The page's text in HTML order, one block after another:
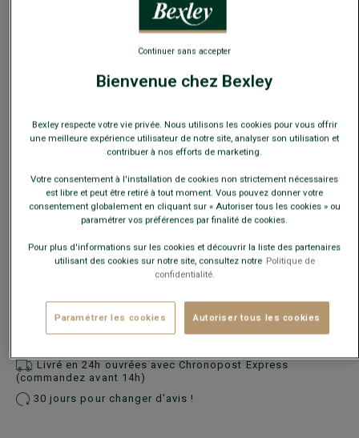
4 paires au choix
7 paires au choix
Payez en plusieurs fois dès 199€ d'achat
COULEURS DISPONIBLES
Livré en 24h ouvrées avec Chronopost Express
(commandez avant 14h)
30 jours pour changer d'avis !
Bienvenue chez Bexley
Bexley respecte votre vie privée. Nous utilisons les cookies pour vous offrir
une meilleure expérience utilisateur de notre site, analyser son utilisation et
contribuer à nos efforts de marketing.
Votre consentement à l'installation de cookies non strictement nécessaires
est libre et peut être retiré à tout moment. Vous pouvez donner votre
consentement globalement en cliquant sur « Autoriser tous les cookies » ou
paramétrer vos préférences par finalité de cookies.
Pour plus d'informations sur les cookies et découvrir la liste des partenaires
utilisant des cookies sur notre site, consultez notre Politique de
confidentialité.
Paramétrer les cookies Autoriser tous les cookies
Continuer sans accepter